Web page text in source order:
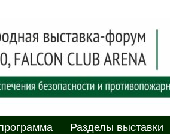
форум
2025, Минск, пр. Победителей,
Разделы выставки